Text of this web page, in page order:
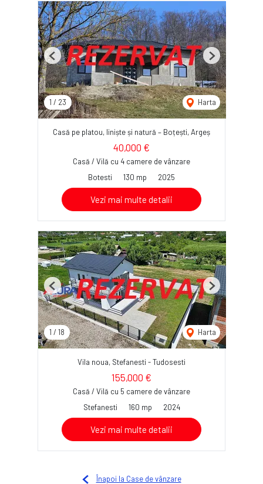
1 / 23 Harta
Previous Next
Casă pe platou, liniște și natură – Boțești, Argeș
40,000 €
Casă / Vilă cu 4 camere de vânzare
Botesti
130 mp 2025
Vezi mai multe detalii
1 / 18 Harta
Previous Next
Vila noua, Stefanesti - Tudosesti
155,000 €
Casă / Vilă cu 5 camere de vânzare
Stefanesti
160 mp 2024
Vezi mai multe detalii
Înapoi la Case de vânzare